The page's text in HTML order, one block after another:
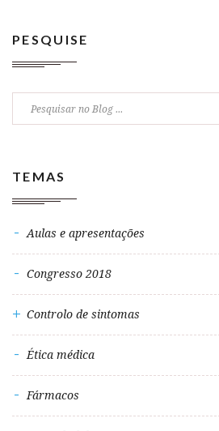
PESQUISE
TEMAS
Aulas e apresentações
Congresso 2018
Controlo de sintomas
Ética médica
Fármacos